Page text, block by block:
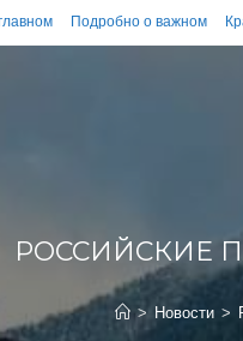
Подробно о важном
РОССИЙСКИЕ
> Новости >